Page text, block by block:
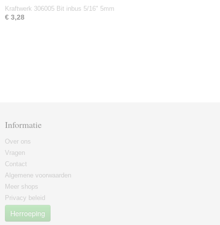
Kraftwerk 306005 Bit inbus 5/16" 5mm
€ 3,28
Informatie
Over ons
Vragen
Contact
Algemene voorwaarden
Meer shops
Privacy beleid
Herroeping